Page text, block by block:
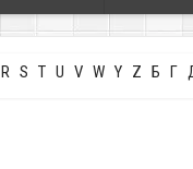
R S T U V W Y Z Б Г